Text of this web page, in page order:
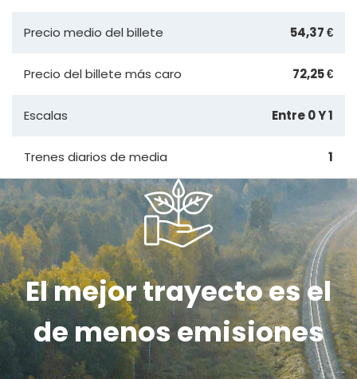
Precio medio del billete 54,37 €
Precio del billete más caro 72,25 €
Escalas Entre 0 Y 1
Trenes diarios de media 1
El mejor trayecto es el
de menos emisiones